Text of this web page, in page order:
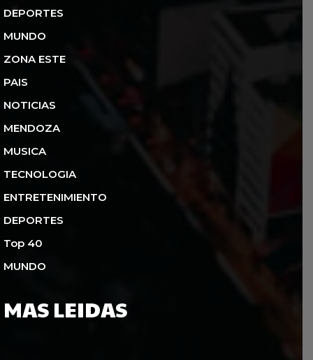
DEPORTES
MUNDO
ZONA ESTE
PAIS
NOTICIAS
MENDOZA
MUSICA
TECNOLOGIA
ENTRETENIMIENTO
DEPORTES
Top 40
MUNDO
MAS LEIDAS